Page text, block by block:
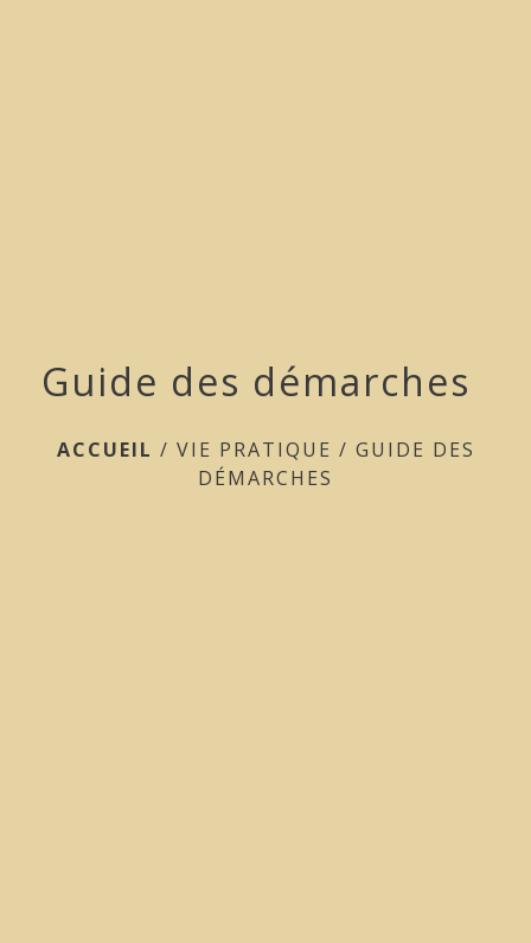
Guide des démarches
ACCUEIL / VIE PRATIQUE / GUIDE DES
DÉMARCHES